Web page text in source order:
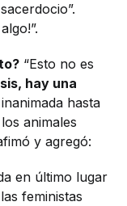
“Esto no es
hay una
hasta
animales
y agregó:
en último lugar
feministas